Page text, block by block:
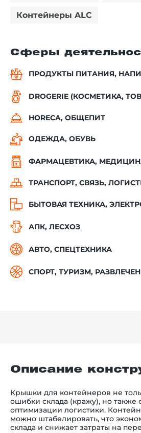
Контейнеры ALC
Сферы
ПРОДУКТЫ ПИТАНИЯ,
DROGERIE (КОСМЕТИКА,
HORECA, ОБЩЕПИТ
ОДЕЖДА, ОБУВЬ
ФАРМАЦЕВТИКА,
ТРАНСПОРТ, СВЯЗЬ,
БЫТОВАЯ ТЕХНИКА,
АПК, ЛЕСХОЗ
АВТО, СПЕЦТЕХНИКА
СПОРТ, ТУРИЗМ,
Описание
Крышки для контейнеров не
ошибки склада (кражу), но также
оптимизации логистики.
можно штабелировать, что
склада и снижает затраты на